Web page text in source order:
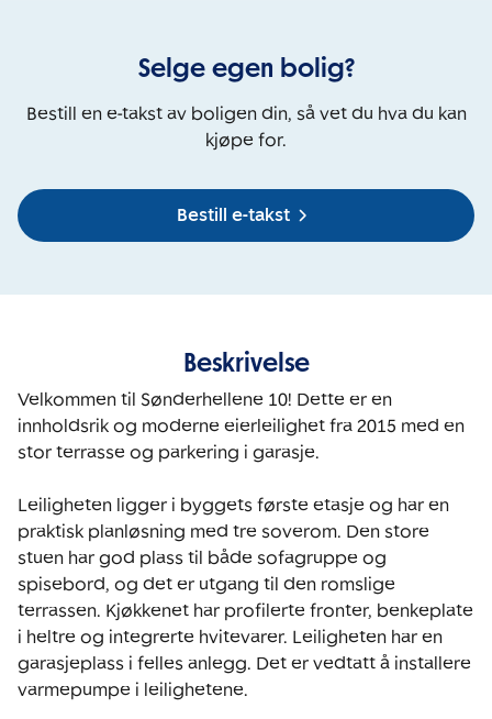
Selge egen bolig?
Bestill en e-takst av boligen din, så vet du hva du kan
kjøpe for.
Bestill e-takst
Beskrivelse
Velkommen til Sønderhellene 10! Dette er en
innholdsrik og moderne eierleilighet fra 2015 med en
stor terrasse og parkering i garasje.
Leiligheten ligger i byggets første etasje og har en
praktisk planløsning med tre soverom. Den store
stuen har god plass til både sofagruppe og
spisebord, og det er utgang til den romslige
terrassen. Kjøkkenet har profilerte fronter, benkeplate
i heltre og integrerte hvitevarer. Leiligheten har en
garasjeplass i felles anlegg. Det er vedtatt å installere
varmepumpe i leilighetene.